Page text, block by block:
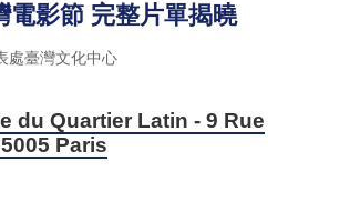
電影節 完整片單揭曉
處臺灣文化中心
du Quartier Latin - 9 Rue
Paris